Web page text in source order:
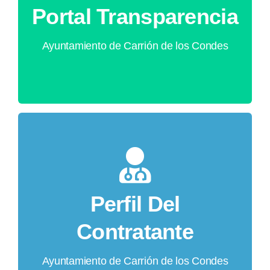
Portal Transparencia
Ayuntamiento de Carrión de los Condes
la Administración a organizar y clasificar toda
la información que produce.
Perfil Del
Contratante
Ayuntamiento de Carrión de los Condes
Perfil Del
Contratante
Ofertas de empleo, ayudas y subvenciones,
licitaciones, anuncios, etc.
ACCEDER